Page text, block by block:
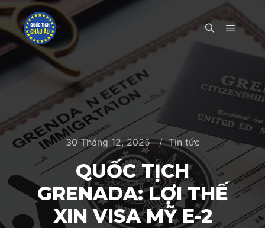
Main
30 Tháng 12, 2025 Tin tức
QUỐC TỊCH
GRENADA: LỢI THẾ
XIN VISA MỸ E-2